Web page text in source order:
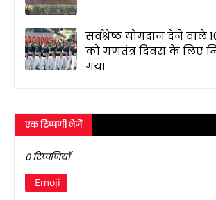
सर्वश्रेष्ठ योगदान देने वाले
को गणतंत्र दिवस के लिए
गया
एक टिप्पणी भेजें
0 टिप्पणियाँ
Emoji